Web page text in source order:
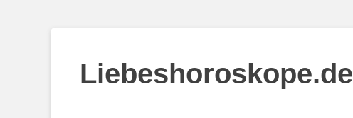
Liebeshoroskope.de